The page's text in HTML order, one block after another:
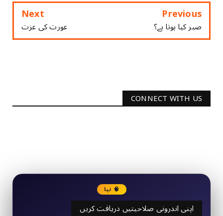
Previous
صبر کیا ہوتا ہے؟
Next
عورت کی عزت
CONNECT WITH US
🧠 نیا
اپنی اندرونی صلاحیتیں دریافت کریں